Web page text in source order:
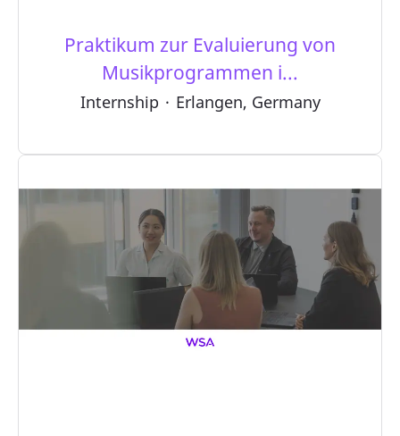
Praktikum zur Evaluierung von
Musikprogrammen i...
Internship · Erlangen, Germany